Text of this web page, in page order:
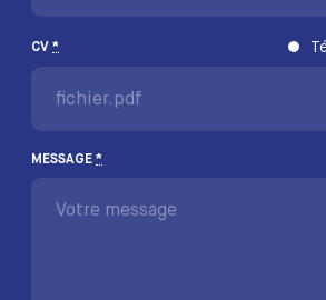
CV *
fichier.pdf
MESSAGE *